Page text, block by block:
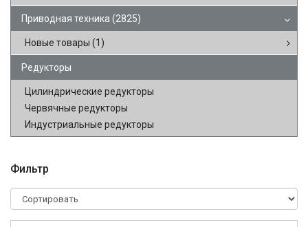
Приводная техника (2825)
Новые товары (1)
Редукторы
Цилиндрические редукторы
Червячные редукторы
Индустриальные редукторы
Фильтр